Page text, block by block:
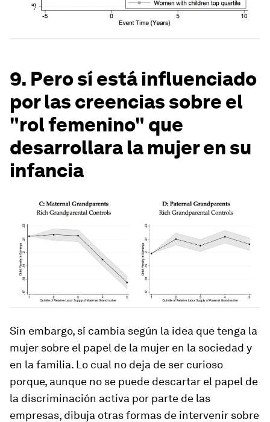
9. Pero sí está influenciado
por las creencias sobre el
"rol femenino" que
desarrollara la mujer en su
infancia
Sin embargo, sí cambia según la idea que tenga la
mujer sobre el papel de la mujer en la sociedad y
en la familia. Lo cual no deja de ser curioso
porque, aunque no se puede descartar el papel de
la discriminación activa por parte de las
empresas, dibuja otras formas de intervenir sobre